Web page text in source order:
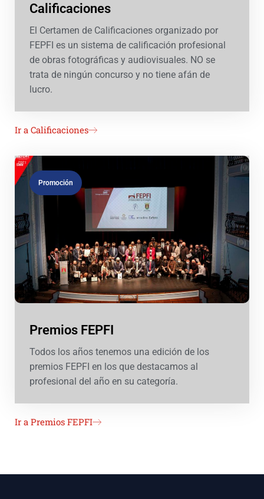
Calificaciones
El Certamen de Calificaciones organizado por
FEPFI es un sistema de calificación profesional
de obras fotográficas y audiovisuales. NO se
trata de ningún concurso y no tiene afán de
lucro.
Ir a Calificaciones
Promoción
Premios FEPFI
Todos los años tenemos una edición de los
premios FEPFI en los que destacamos al
profesional del año en su categoría.
Ir a Premios FEPFI